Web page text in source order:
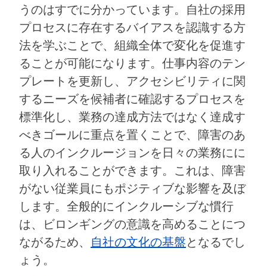
うのはすでに分かっています。自社の採用
プロセスに存在するバイアスを認識する方
法を学ぶことで、組織全体で変化を促進す
ることが可能になります。仕事内容のテン
プレートを更新し、アクセシビリティに関
するニーズを候補者に確認するプロセスを
標準化し、業務の達成方法ではなく達成す
べきゴールに重点を置くことで、障害のあ
る人のインクルージョンを日々の業務にに
取り入れることができます。これは、障害
がない従業員にもポジティブな影響を及ぼ
します。全般的にインクルーシブな慣行
は、ビロンギングの意識を高めることにつ
ながるため、 自社の文化の基盤となるでし
ょう。